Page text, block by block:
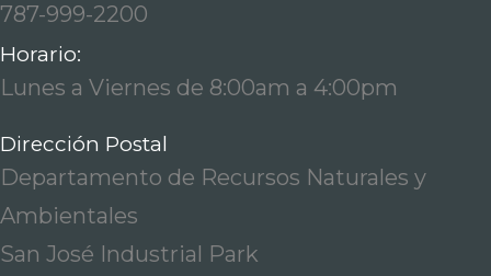
787-999-2200
Horario:
Lunes a Viernes de 8:00am a 4:00pm
Dirección Postal
Departamento de Recursos Naturales y
Ambientales
San José Industrial Park